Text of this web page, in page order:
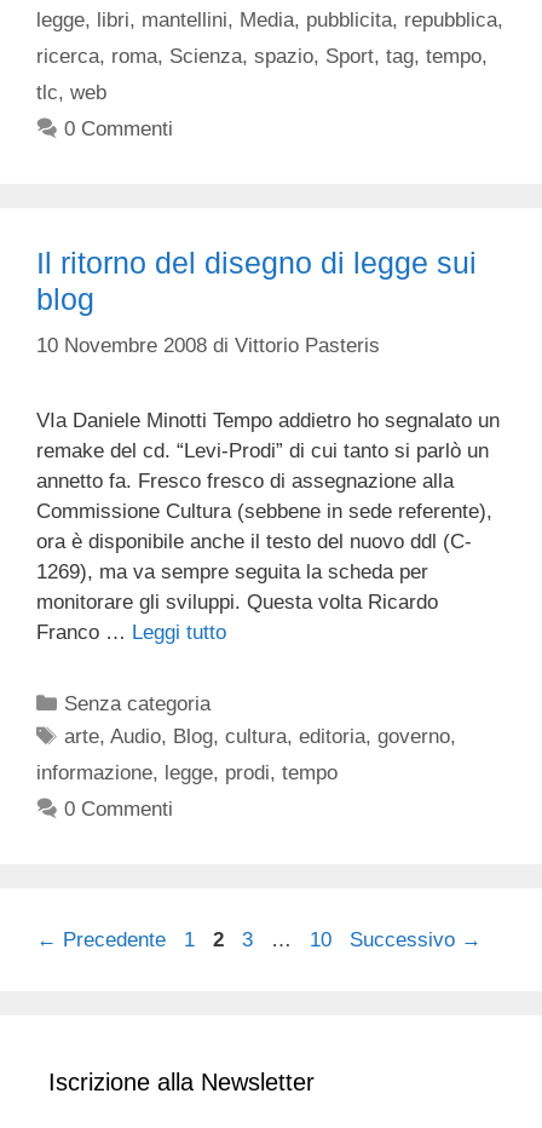
legge, libri, mantellini, Media, pubblicita, repubblica,
ricerca, roma, Scienza, spazio, Sport, tag, tempo,
tlc, web
0 Commenti
Il ritorno del disegno di legge sui
blog
10 Novembre 2008 di Vittorio Pasteris
VIa Daniele Minotti Tempo addietro ho segnalato un
remake del cd. “Levi-Prodi” di cui tanto si parlò un
annetto fa. Fresco fresco di assegnazione alla
Commissione Cultura (sebbene in sede referente),
ora è disponibile anche il testo del nuovo ddl (C-
1269), ma va sempre seguita la scheda per
monitorare gli sviluppi. Questa volta Ricardo
Franco … Leggi tutto
Categorie
Senza categoria
Tag
arte,Audio, Blog,cultura,editoria,governo,
informazione, legge, prodi, tempo
0 Commenti
← Precedente Pagina
1 Pagina
2 Pagina
3 … Pagina
10 Successivo →
Iscrizione alla Newsletter